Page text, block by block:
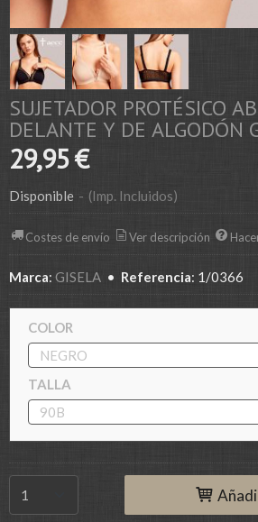
SUJETADOR PROTÉSICO
DELANTE Y DE ALGODÓN
29,95 €
Disponible - (Imp. Incluidos)
Costes de envío Ver descripción
Marca: GISELA • Referencia: 1/0366
COLOR
TALLA